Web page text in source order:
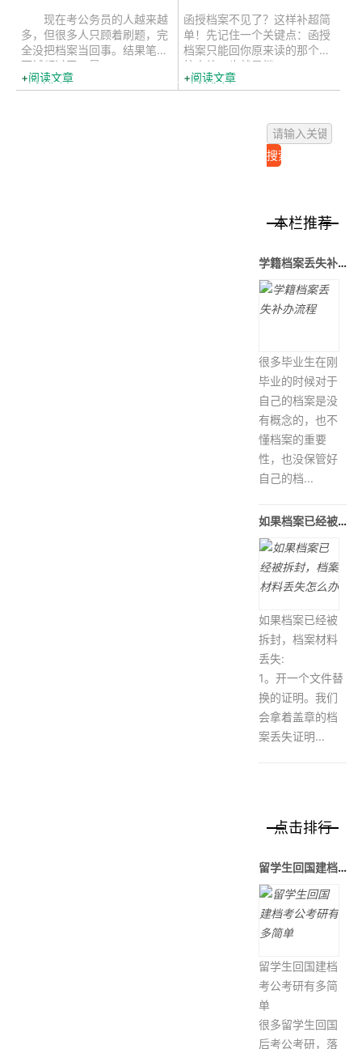
现在考公务员的人越来越
多，但很多人只顾着刷题，完
全没把档案当回事。结果笔试
面试都过了，最...
阅读文章
函授档案不见了？这样补超简
单！先记住一个关键点：函授
档案只能回你原来读的那个学
校去补，也就是继...
阅读文章
本栏推荐
学籍档案丢失补办流程
很多毕业生在刚
毕业的时候对于
自己的档案是没
有概念的，也不
懂档案的重要
性，也没保管好
自己的档...
如果档案已经被拆封，档案材料丢失怎么办
如果档案已经被
拆封，档案材料
丢失:
1。开一个文件替
换的证明。我们
会拿着盖章的档
案丢失证明...
点击排行
留学生回国建档考公考研有多简单
留学生回国建档
考公考研有多简
单
很多留学生回国
后考公考研，落